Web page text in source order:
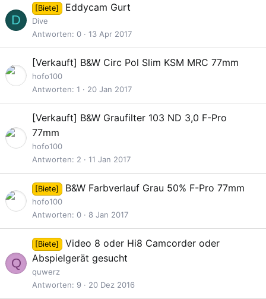
D
[Biete] Eddycam Gurt
Dive
Antworten 0 13 Apr 2017
[Verkauft] B&W Circ Pol Slim KSM MRC 77mm
hofo100
Antworten 1 20 Jan 2017
[Verkauft] B&W Graufilter 103 ND 3,0 F-Pro
77mm
hofo100
Antworten
2 11 Jan 2017
[Biete] B&W Farbverlauf Grau 50% F-Pro 77mm
hofo100
Antworten 0 8 Jan 2017
Q
[Biete]
Video 8 oder Hi8 Camcorder oder
Abspielgerät gesucht
quwerz
Antworten
9 20 Dez 2016